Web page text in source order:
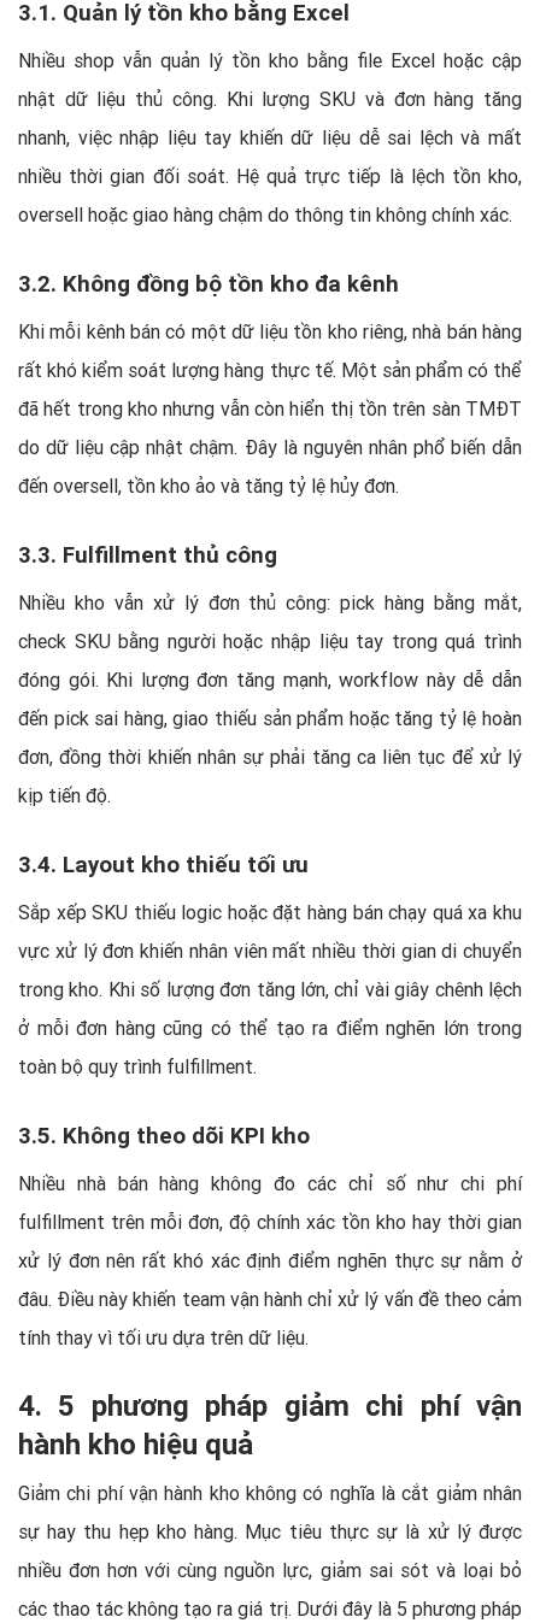
3.1. Quản lý tồn kho bằng Excel
Nhiều shop vẫn quản lý tồn kho bằng file Excel hoặc cập
nhật dữ liệu thủ công. Khi lượng SKU và đơn hàng tăng
nhanh, việc nhập liệu tay khiến dữ liệu dễ sai lệch và mất
nhiều thời gian đối soát. Hệ quả trực tiếp là lệch tồn kho,
oversell hoặc giao hàng chậm do thông tin không chính xác.
3.2. Không đồng bộ tồn kho đa kênh
Khi mỗi kênh bán có một dữ liệu tồn kho riêng, nhà bán hàng
rất khó kiểm soát lượng hàng thực tế. Một sản phẩm có thể
đã hết trong kho nhưng vẫn còn hiển thị tồn trên sàn TMĐT
do dữ liệu cập nhật chậm. Đây là nguyên nhân phổ biến dẫn
đến oversell, tồn kho ảo và tăng tỷ lệ hủy đơn.
3.3. Fulfillment thủ công
Nhiều kho vẫn xử lý đơn thủ công: pick hàng bằng mắt,
check SKU bằng người hoặc nhập liệu tay trong quá trình
đóng gói. Khi lượng đơn tăng mạnh, workflow này dễ dẫn
đến pick sai hàng, giao thiếu sản phẩm hoặc tăng tỷ lệ hoàn
đơn, đồng thời khiến nhân sự phải tăng ca liên tục để xử lý
kịp tiến độ.
3.4. Layout kho thiếu tối ưu
Sắp xếp SKU thiếu logic hoặc đặt hàng bán chạy quá xa khu
vực xử lý đơn khiến nhân viên mất nhiều thời gian di chuyển
trong kho. Khi số lượng đơn tăng lớn, chỉ vài giây chênh lệch
ở mỗi đơn hàng cũng có thể tạo ra điểm nghẽn lớn trong
toàn bộ quy trình fulfillment.
3.5. Không theo dõi KPI kho
Nhiều nhà bán hàng không đo các chỉ số như chi phí
fulfillment trên mỗi đơn, độ chính xác tồn kho hay thời gian
xử lý đơn nên rất khó xác định điểm nghẽn thực sự nằm ở
đâu. Điều này khiến team vận hành chỉ xử lý vấn đề theo cảm
tính thay vì tối ưu dựa trên dữ liệu.
4. 5 phương pháp giảm chi phí vận
hành kho hiệu quả
Giảm chi phí vận hành kho không có nghĩa là cắt giảm nhân
sự hay thu hẹp kho hàng. Mục tiêu thực sự là xử lý được
nhiều đơn hơn với cùng nguồn lực, giảm sai sót và loại bỏ
các thao tác không tạo ra giá trị. Dưới đây là 5 phương pháp